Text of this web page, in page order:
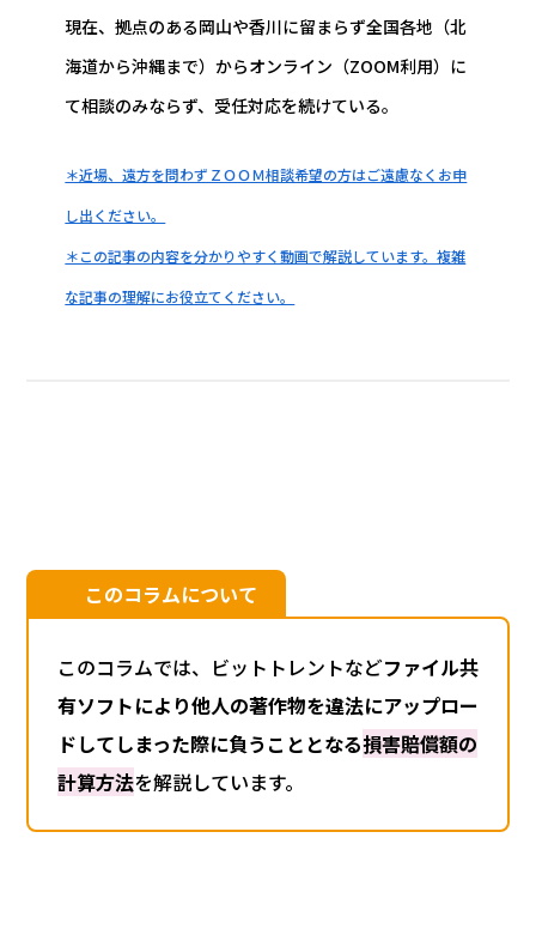
現在、拠点のある岡山や香川に留まらず全国各地（北
海道から沖縄まで）からオンライン（ZOOM利用）に
て相談のみならず、受任対応を続けている。
＊近場、遠方を問わずＺＯＯＭ相談希望の方はご遠慮なくお申
し出ください。
＊この記事の内容を分かりやすく動画で解説しています。複雑
な記事の理解にお役立てください。
このコラムについて
このコラムでは、ビットトレントなどファイル共
有ソフトにより他人の著作物を違法にアップロー
ドしてしまった際に負うこととなる損害賠償額の
計算方法を解説しています。